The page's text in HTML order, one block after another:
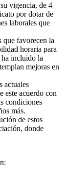
vigencia, de 4
por dotar de
laborales que
que favorecen la
horaria para
ha incluido la
mejoras en
actuales
este acuerdo con
condiciones
más.
de estos
donde